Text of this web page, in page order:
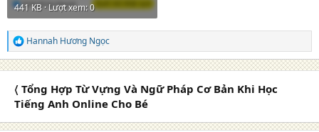
441 KB · Lượt xem: 0
R
e
a
n
Hannah Hương Ngọc
〈 Tổng Hợp Từ Vựng Và Ngữ Pháp Cơ Bản Khi Học
Tiếng Anh Online Cho Bé